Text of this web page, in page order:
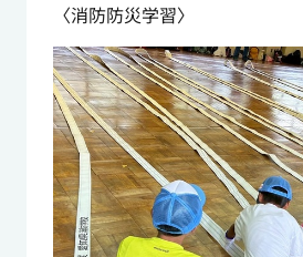
〈消防防災学習〉